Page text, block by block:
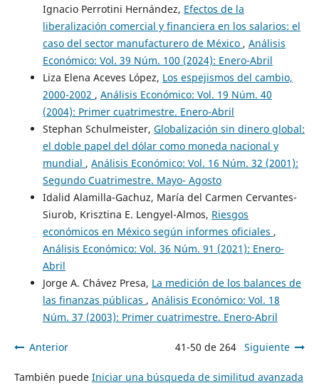
Ignacio Perrotini Hernández, Efectos de la
liberalización comercial y financiera en los salarios: el
caso del sector manufacturero de México , Análisis
Económico: Vol. 39 Núm. 100 (2024): Enero-Abril
Liza Elena Aceves López, Los espejismos del cambio,
2000-2002 , Análisis Económico: Vol. 19 Núm. 40
(2004): Primer cuatrimestre. Enero-Abril
Stephan Schulmeister, Globalización sin dinero global:
el doble papel del dólar como moneda nacional y
mundial , Análisis Económico: Vol. 16 Núm. 32 (2001):
Segundo Cuatrimestre. Mayo- Agosto
Idalid Alamilla-Gachuz, María del Carmen Cervantes-
Siurob, Krisztina E. Lengyel-Almos, Riesgos
económicos en México según informes oficiales ,
Análisis Económico: Vol. 36 Núm. 91 (2021): Enero-
Abril
Jorge A. Chávez Presa, La medición de los balances de
las finanzas públicas , Análisis Económico: Vol. 18
Núm. 37 (2003): Primer cuatrimestre. Enero-Abril
Anterior 41-50 de 264 Siguiente
También puede Iniciar una búsqueda de similitud avanzada